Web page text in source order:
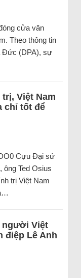
cửa văn
Theo thông tin
Đức (DPA), sự
Việt Nam
chỉ tốt để
Cựu Đại sứ
ông Ted Osius
trị Việt Nam
người Việt
điệp Lê Anh